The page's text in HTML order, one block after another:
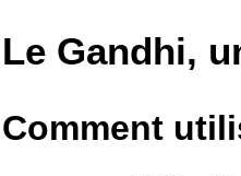
Le Gandhi,
Comment